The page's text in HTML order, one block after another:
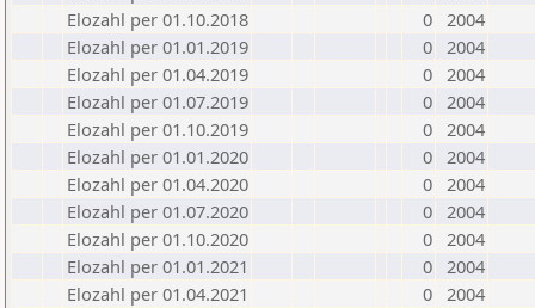
Elozahl per 01.10.2018
0 2004
Elozahl per 01.01.2019
0 2004
Elozahl per 01.04.2019
0 2004
Elozahl per 01.07.2019
0 2004
Elozahl per 01.10.2019
0 2004
Elozahl per 01.01.2020
0 2004
Elozahl per 01.04.2020
0 2004
Elozahl per 01.07.2020
0 2004
Elozahl per 01.10.2020
0 2004
Elozahl per 01.01.2021
0 2004
Elozahl per 01.04.2021
0 2004